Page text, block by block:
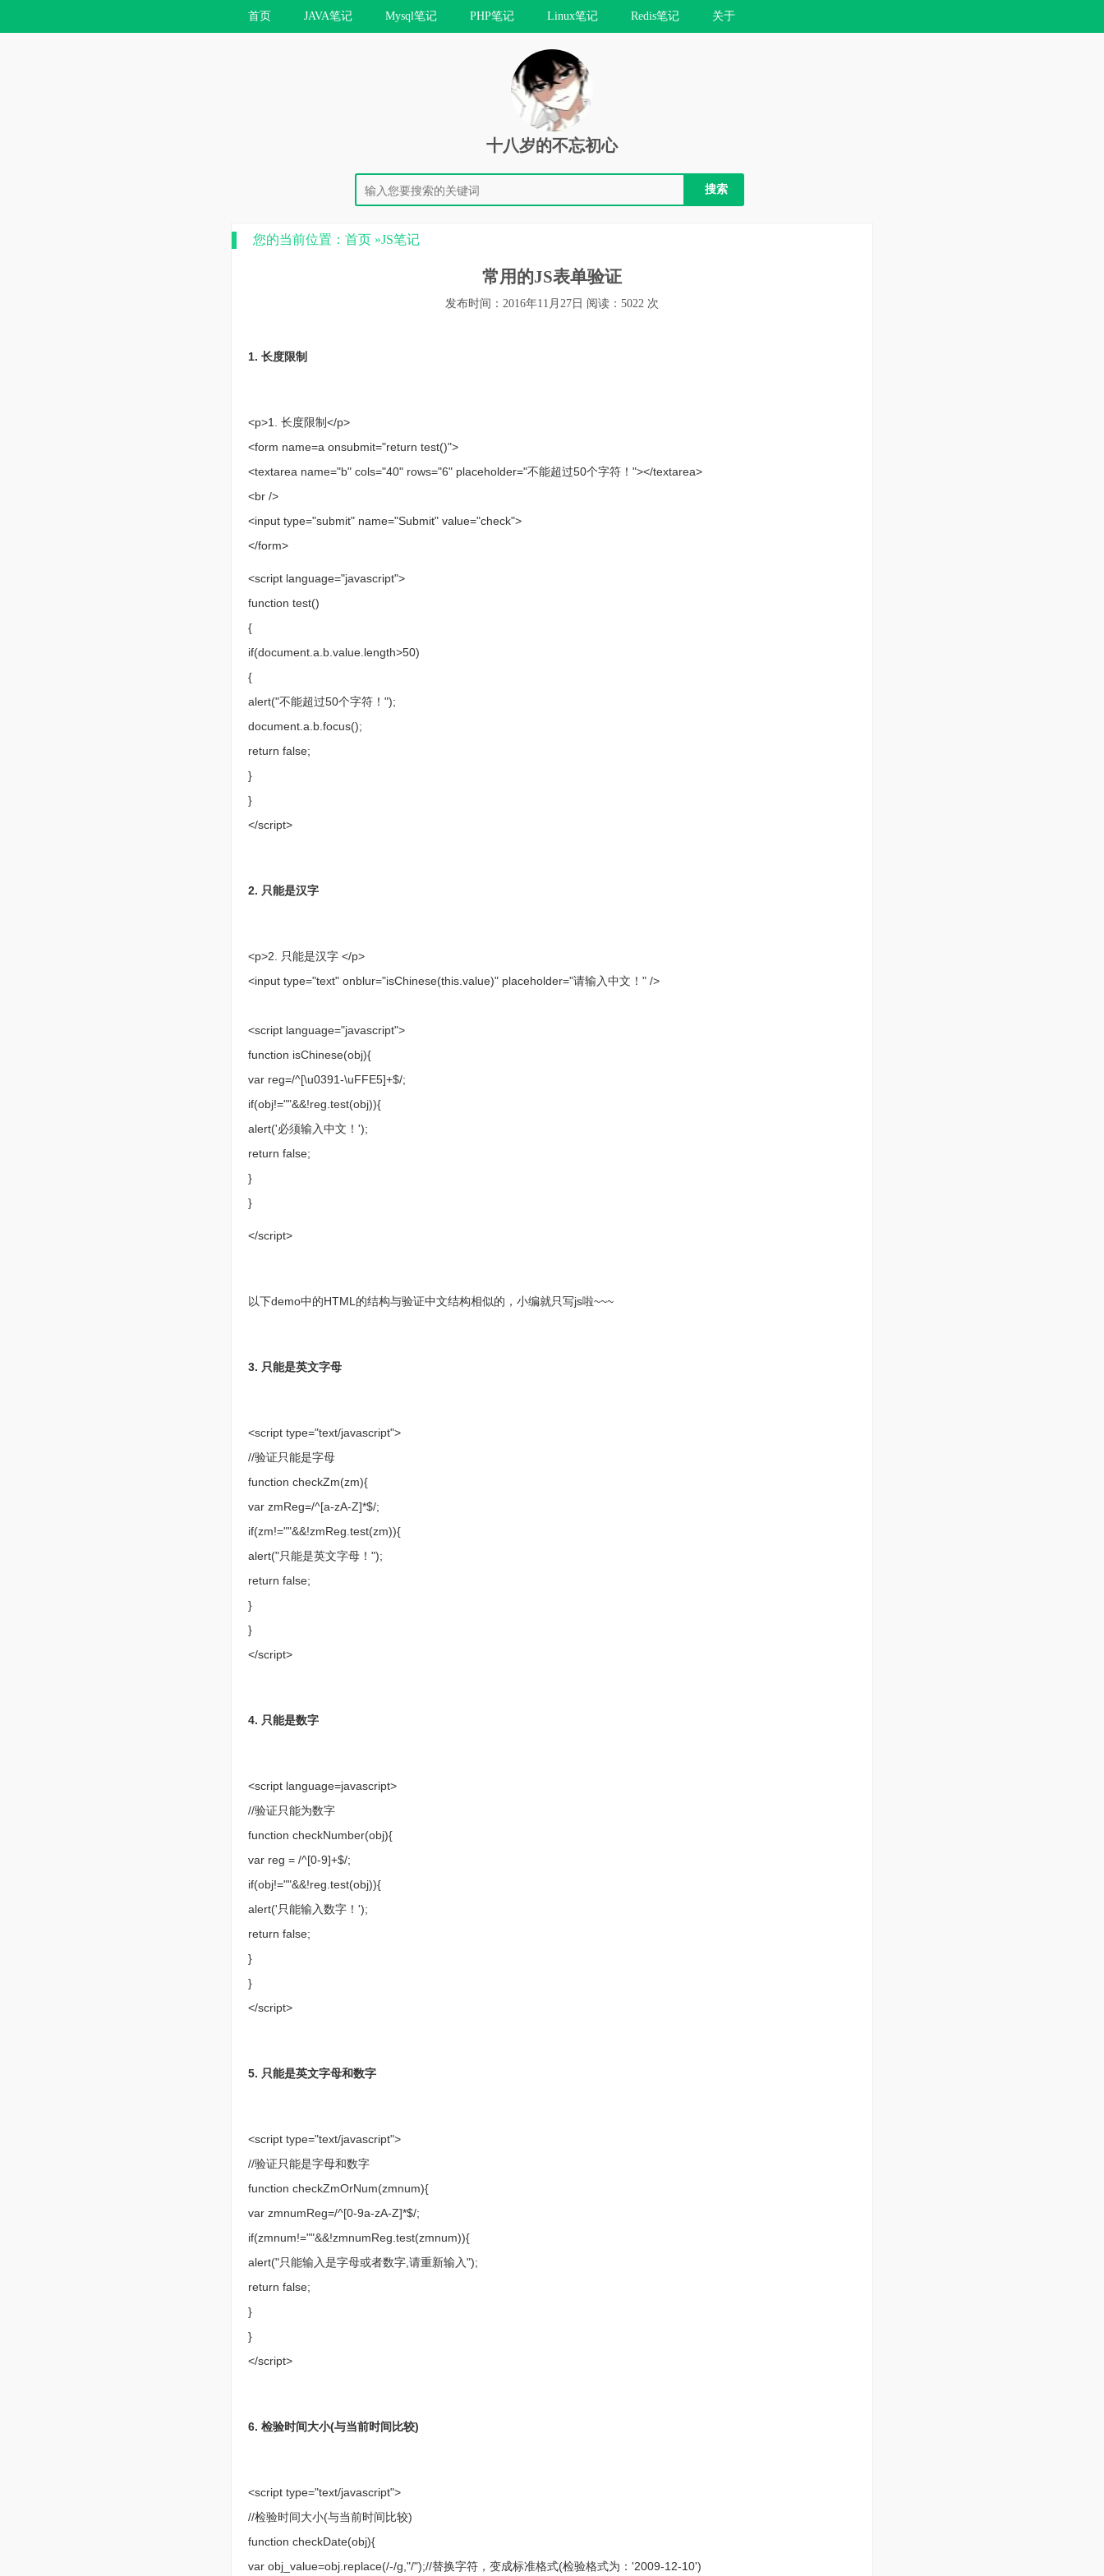
首页 JAVA笔记 Mysql笔记 PHP笔记 Linux笔记 Redis笔记 关于
十八岁的不忘初心
您的当前位置： 首页 »JS笔记
常用的JS表单验证
发布时间：2016年11月27日 阅读：5022 次
1. 长度限制
<p>1. 长度限制</p>
<form name=a onsubmit="return test()">
<textarea name="b" cols="40" rows="6" placeholder="不能超过50个字符！"></textarea>
<br />
<input type="submit" name="Submit" value="check">
</form>
<script language="javascript">
function test()
{
if(document.a.b.value.length>50)
{
alert("不能超过50个字符！");
document.a.b.focus();
return false;
}
}
</script>
2. 只能是汉字
<p>2. 只能是汉字 </p>
<input type="text" onblur="isChinese(this.value)" placeholder="请输入中文！" />
<script language="javascript">
function isChinese(obj){
var reg=/^[\u0391-\uFFE5]+$/;
if(obj!=""&&!reg.test(obj)){
alert('必须输入中文！');
return false;
}
}
</script>
以下demo中的HTML的结构与验证中文结构相似的，小编就只写js啦~~~
3. 只能是英文字母
<script type="text/javascript">
//验证只能是字母
function checkZm(zm){
var zmReg=/^[a-zA-Z]*$/;
if(zm!=""&&!zmReg.test(zm)){
alert("只能是英文字母！");
return false;
}
}
</script>
4. 只能是数字
<script language=javascript>
//验证只能为数字
function checkNumber(obj){
var reg = /^[0-9]+$/;
if(obj!=""&&!reg.test(obj)){
alert('只能输入数字！');
return false;
}
}
</script>
5. 只能是英文字母和数字
<script type="text/javascript">
//验证只能是字母和数字
function checkZmOrNum(zmnum){
var zmnumReg=/^[0-9a-zA-Z]*$/;
if(zmnum!=""&&!zmnumReg.test(zmnum)){
alert("只能输入是字母或者数字,请重新输入");
return false;
}
}
</script>
6. 检验时间大小(与当前时间比较)
<script type="text/javascript">
//检验时间大小(与当前时间比较)
function checkDate(obj){
var obj_value=obj.replace(/-/g,"/");//替换字符，变成标准格式(检验格式为：'2009-12-10')